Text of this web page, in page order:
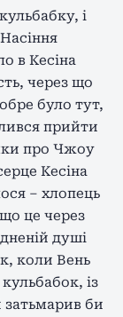
і
в Кесіна
через що
було тут,
прийти
про Чжоу
Кесіна
– хлопець
це через
душі
коли Вень
із
би